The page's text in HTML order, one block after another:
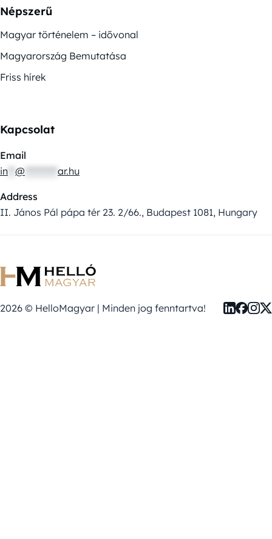
Népszerű
Magyar történelem – idővonal
Magyarország Bemutatása
Friss hírek
Kapcsolat
Email
in @ ar.hu
Address
II. János Pál pápa tér 23. 2/66., Budapest 1081, Hungary
2026 © HelloMagyar | Minden jog fenntartva!